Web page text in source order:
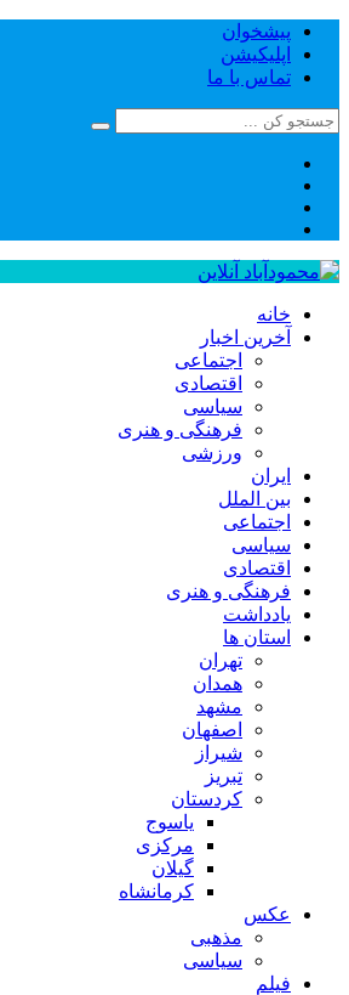
پیشخوان
اپلیکیشن
تماس با ما
خانه
آخرین اخبار
اجتماعی
اقتصادی
سیاسی
فرهنگی و هنری
ورزشی
ایران
بین الملل
اجتماعی
سیاسی
اقتصادی
فرهنگی و هنری
یادداشت
استان ها
تهران
همدان
مشهد
اصفهان
شیراز
تبریز
کردستان
یاسوج
مرکزی
گیلان
کرمانشاه
عکس
مذهبی
سیاسی
فیلم